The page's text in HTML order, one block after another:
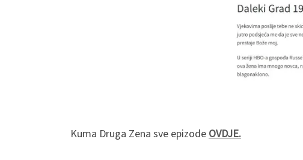
Kuma Druga Zena sve epizode OVDJE.